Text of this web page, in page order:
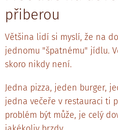
přiberou
Většina lidí si myslí, že na
jednomu "špatnému" jídlu.
skoro nikdy není.
Jedna pizza, jeden burger,
jedna večeře v restauraci ti
problém být může, je celý